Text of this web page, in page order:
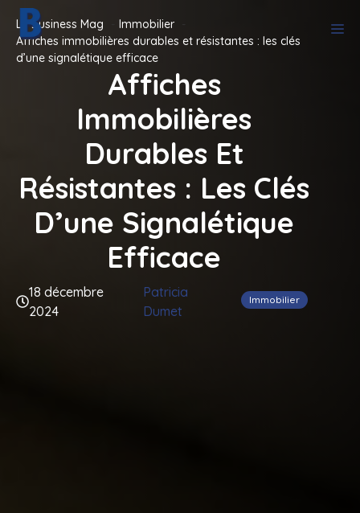
Aller
au
contenu
Le Business Mag
Immobilier
Affiches immobilières durables et résistantes : les clés
d’une signalétique efficace
Affiches
Immobilières
Durables Et
Résistantes : Les Clés
D’une Signalétique
Efficace
18 décembre
2024
Patricia
Dumet
Immobilier